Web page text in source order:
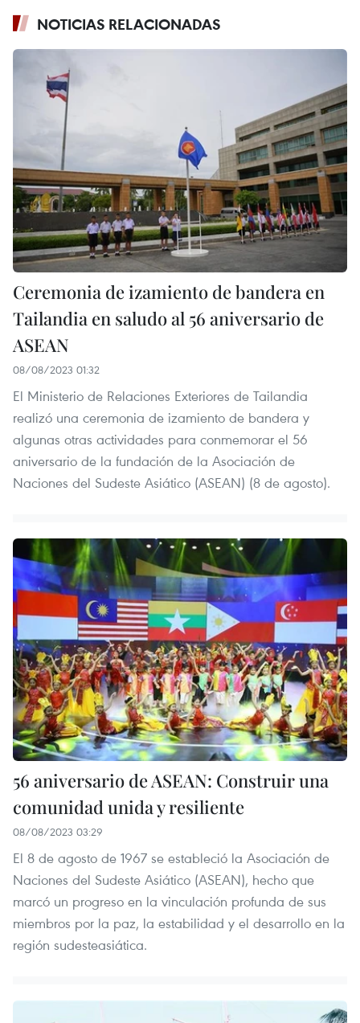
NOTICIAS RELACIONADAS
Ceremonia de izamiento de bandera en
Tailandia en saludo al 56 aniversario de
ASEAN
08/08/2023 01:32
El Ministerio de Relaciones Exteriores de Tailandia
realizó una ceremonia de izamiento de bandera y
algunas otras actividades para conmemorar el 56
aniversario de la fundación de la Asociación de
Naciones del Sudeste Asiático (ASEAN) (8 de agosto).
56 aniversario de ASEAN: Construir una
comunidad unida y resiliente
08/08/2023 03:29
El 8 de agosto de 1967 se estableció la Asociación de
Naciones del Sudeste Asiático (ASEAN), hecho que
marcó un progreso en la vinculación profunda de sus
miembros por la paz, la estabilidad y el desarrollo en la
región sudesteasiática.